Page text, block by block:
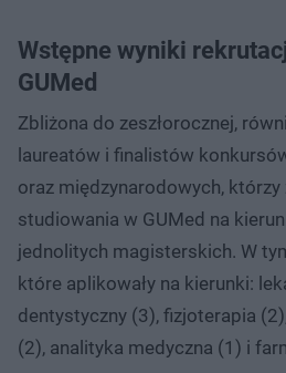
Wstępne wyniki
GUMed
Zbliżona do zeszłorocznej,
laureatów i finalistów
oraz międzynarodowych,
studiowania w GUMed na
jednolitych magisterskich. W
które aplikowały na kierunki:
dentystyczny (3), fizjoterapia
(2), analityka medyczna (1) i